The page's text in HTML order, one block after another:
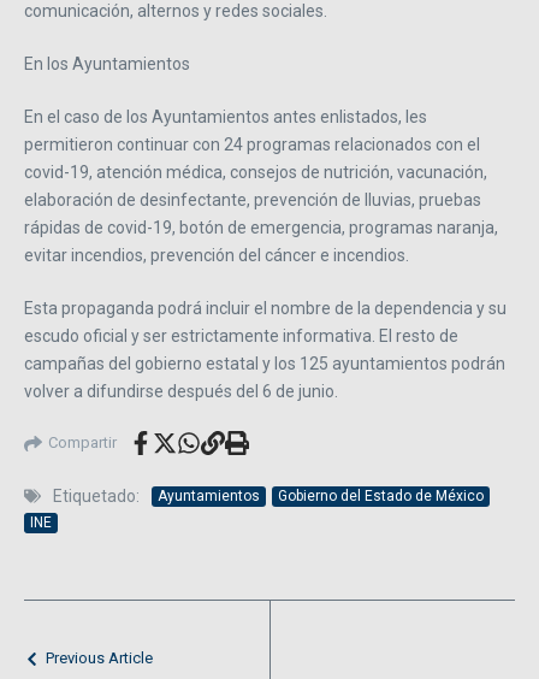
comunicación, alternos y redes sociales.
En los Ayuntamientos
En el caso de los Ayuntamientos antes enlistados, les
permitieron continuar con 24 programas relacionados con el
covid-19, atención médica, consejos de nutrición, vacunación,
elaboración de desinfectante, prevención de lluvias, pruebas
rápidas de covid-19, botón de emergencia, programas naranja,
evitar incendios, prevención del cáncer e incendios.
Esta propaganda podrá incluir el nombre de la dependencia y su
escudo oficial y ser estrictamente informativa. El resto de
campañas del gobierno estatal y los 125 ayuntamientos podrán
volver a difundirse después del 6 de junio.
Compartir
Etiquetado: Ayuntamientos
Gobierno del Estado de México
INE
Previous Article